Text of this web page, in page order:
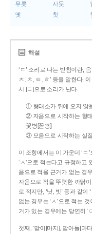
무릇
사뭇
옛
첫
해설
‘ㄷ’ 소리로 나는 받침이란,
ㅈ, ㅊ, ㅌ, ㅎ’ 등을 말한다.
서 [ㄷ]으로 소리가 난다.
① 형태소가 뒤에 오지 않
② 자음으로 시작하는 형
꽃병[꼳뼝]
③ 모음으로 시작하는 실
이 조항에서는 이 가운데 ‘ㄷ
‘ㅅ’으로 적는다고 규정하고
음으로 적을 근거가 없는 경
자음으로 적을 뚜렷한 까닭
로 적지만, ‘낫, 빗’ 등과 같
없는 경우는 ‘ㅅ’으로 적는
거가 있는 경우에는 당연히 ‘
첫째, ‘맏이[마지], 맏아들[마다